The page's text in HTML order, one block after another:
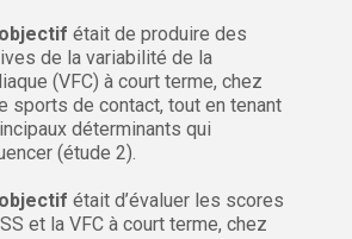
était de produire des
de la variabilité de la
(VFC) à court terme, chez
sports de contact, tout en tenant
déterminants qui
(étude 2).
était d’évaluer les scores
et la VFC à court terme, chez